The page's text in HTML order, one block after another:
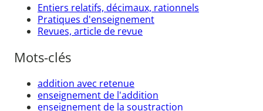
Entiers relatifs, décimaux, rationnels
Pratiques d'enseignement
Revues, article de revue
Mots-clés
addition avec retenue
enseignement de l'addition
enseignement de la soustraction